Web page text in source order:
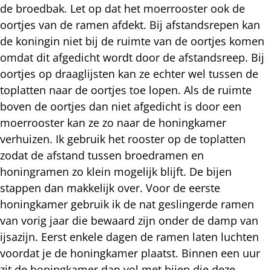
de broedbak. Let op dat het moerrooster ook de
oortjes van de ramen afdekt. Bij afstandsrepen kan
de koningin niet bij de ruimte van de oortjes komen
omdat dit afgedicht wordt door de afstandsreep. Bij
oortjes op draaglijsten kan ze echter wel tussen de
toplatten naar de oortjes toe lopen. Als de ruimte
boven de oortjes dan niet afgedicht is door een
moerrooster kan ze zo naar de honingkamer
verhuizen. Ik gebruik het rooster op de toplatten
zodat de afstand tussen broedramen en
honingramen zo klein mogelijk blijft. De bijen
stappen dan makkelijk over. Voor de eerste
honingkamer gebruik ik de nat geslingerde ramen
van vorig jaar die bewaard zijn onder de damp van
ijsazijn. Eerst enkele dagen de ramen laten luchten
voordat je de honingkamer plaatst. Binnen een uur